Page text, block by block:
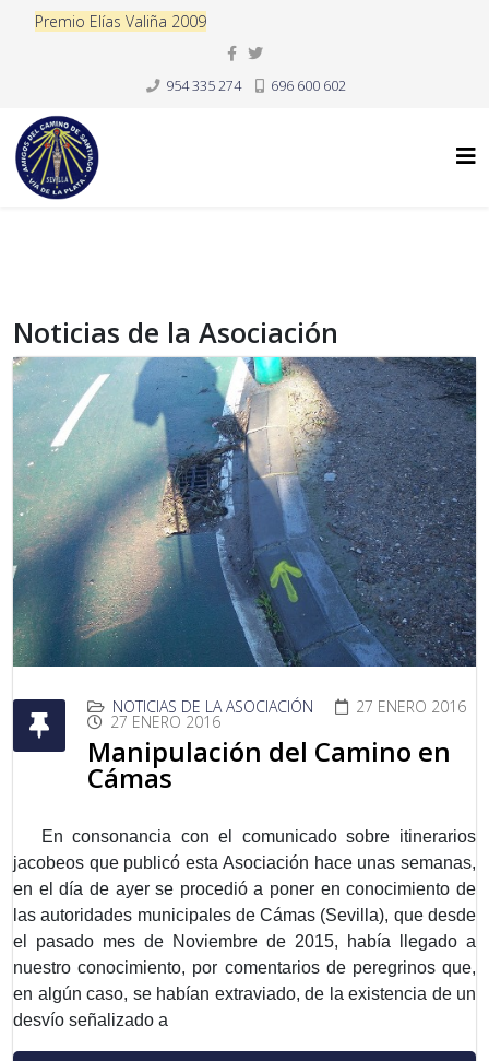
Premio Elías Valiña 2009
954 335 274 696 600 602
Noticias de la Asociación
NOTICIAS DE LA ASOCIACIÓN 27 ENERO 2016
27 ENERO 2016
Manipulación del Camino en
Cámas
En consonancia con el comunicado sobre itinerarios
jacobeos que publicó esta Asociación hace unas semanas,
en el día de ayer se procedió a poner en conocimiento de
las autoridades municipales de Cámas (Sevilla), que desde
el pasado mes de Noviembre de 2015, había llegado a
nuestro conocimiento, por comentarios de peregrinos que,
en algún caso, se habían extraviado, de la existencia de un
desvío señalizado a